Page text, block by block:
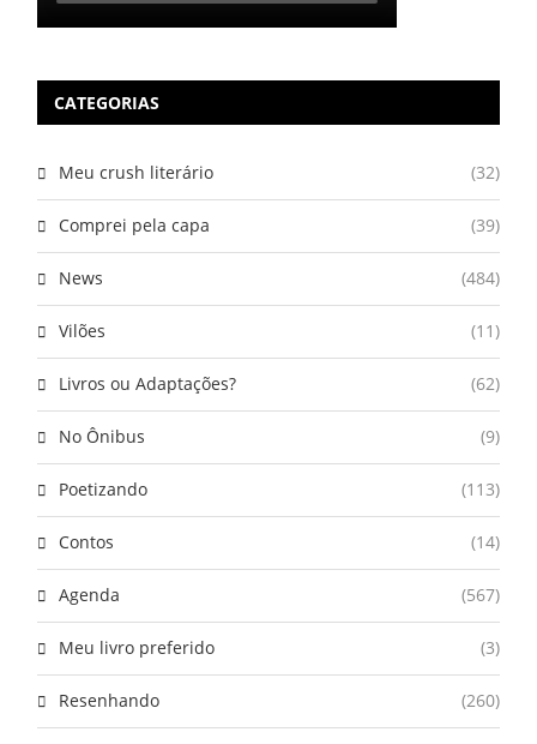
CATEGORIAS
Meu crush literário (32)
Comprei pela capa (39)
News (484)
Vilões (11)
Livros ou Adaptações? (62)
No Ônibus (9)
Poetizando (113)
Contos (14)
Agenda (567)
Meu livro preferido (3)
Resenhando (260)